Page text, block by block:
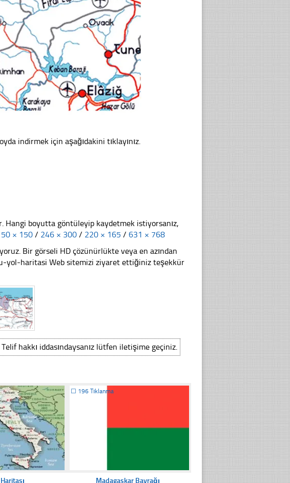
indirmek için aşağıdakini tıklayınız.
boyutta göntüleyip kaydetmek istiyorsanız,
× 150 / 246 × 300 / 220 × 165 / 631 × 768
Bir görseli HD çözünürlükte veya en azından
yol-haritasi Web sitemizi ziyaret ettiğiniz teşekkür
hakkı iddasındaysanız lütfen iletişime geçiniz.
☐ 196 Tıklanma
Madagaskar Bayrağı